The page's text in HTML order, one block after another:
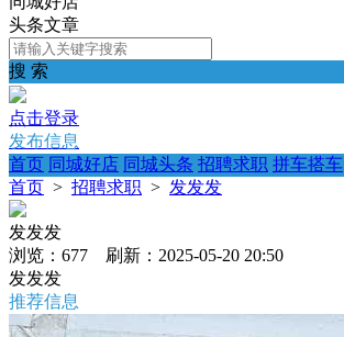
头条文章
搜 索
点击登录
发布信息
首页 同城好店 同城头条 招聘求职 拼车搭车
首页 > 招聘求职 > 发发发
发发发
浏览：677 刷新：2025-05-20 20:50
发发发
推荐信息